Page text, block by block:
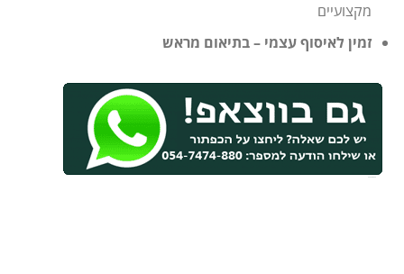
מקצועיים
זמין לאיסוף עצמי – בתיאום מראש